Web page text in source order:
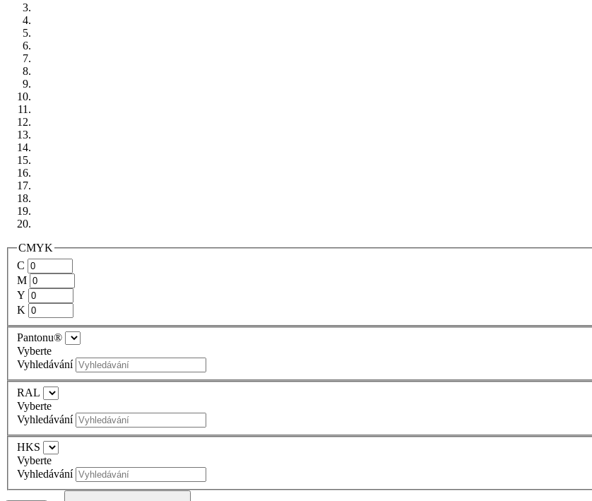
CMYK
C
M
Y
K
Pantonu®
Vyberte
Vyhledávání
RAL
Vyberte
Vyhledávání
HKS
Vyberte
Vyhledávání